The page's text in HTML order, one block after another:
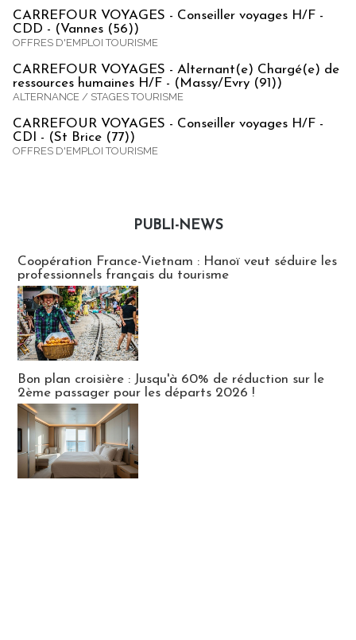
CARREFOUR VOYAGES - Conseiller voyages H/F -
CDD - (Vannes (56))
OFFRES D'EMPLOI TOURISME
CARREFOUR VOYAGES - Alternant(e) Chargé(e) de
ressources humaines H/F - (Massy/Evry (91))
ALTERNANCE / STAGES TOURISME
CARREFOUR VOYAGES - Conseiller voyages H/F -
CDI - (St Brice (77))
OFFRES D'EMPLOI TOURISME
PUBLI-NEWS
Coopération France-Vietnam : Hanoï veut séduire les
professionnels français du tourisme
Bon plan croisière : Jusqu'à 60% de réduction sur le
2ème passager pour les départs 2026 !